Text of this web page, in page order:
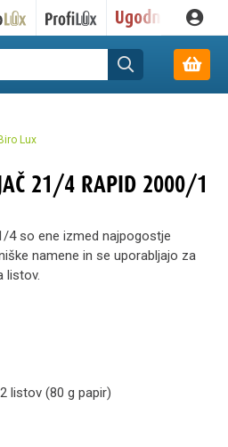
Lux
21/4 RAPID 2000/1
4 so ene izmed najpogostje
namene in se uporabljajo za
listov.
listov (80 g papir)